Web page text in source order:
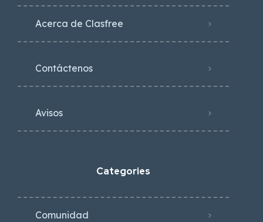
Acerca de Clasfree
Contáctenos
Avisos
Categories
Comunidad